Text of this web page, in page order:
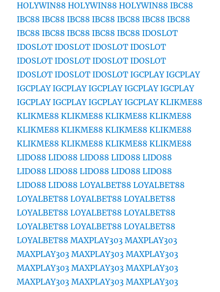
HOLYWIN88 HOLYWIN88 HOLYWIN88 IBC88
IBC88 IBC88 IBC88 IBC88 IBC88 IBC88 IBC88
IBC88 IBC88 IBC88 IBC88 IBC88 IDOSLOT
IDOSLOT IDOSLOT IDOSLOT IDOSLOT
IDOSLOT IDOSLOT IDOSLOT IDOSLOT
IDOSLOT IDOSLOT IDOSLOT IGCPLAY IGCPLAY
IGCPLAY IGCPLAY IGCPLAY IGCPLAY IGCPLAY
IGCPLAY IGCPLAY IGCPLAY IGCPLAY KLIKME88
KLIKME88 KLIKME88 KLIKME88 KLIKME88
KLIKME88 KLIKME88 KLIKME88 KLIKME88
KLIKME88 KLIKME88 KLIKME88 KLIKME88
LIDO88 LIDO88 LIDO88 LIDO88 LIDO88
LIDO88 LIDO88 LIDO88 LIDO88 LIDO88
LIDO88 LIDO88 LOYALBET88 LOYALBET88
LOYALBET88 LOYALBET88 LOYALBET88
LOYALBET88 LOYALBET88 LOYALBET88
LOYALBET88 LOYALBET88 LOYALBET88
LOYALBET88 MAXPLAY303 MAXPLAY303
MAXPLAY303 MAXPLAY303 MAXPLAY303
MAXPLAY303 MAXPLAY303 MAXPLAY303
MAXPLAY303 MAXPLAY303 MAXPLAY303